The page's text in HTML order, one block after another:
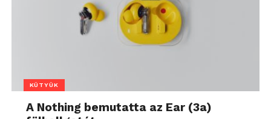
KÜTYÜK
A Nothing bemutatta az Ear (3a)